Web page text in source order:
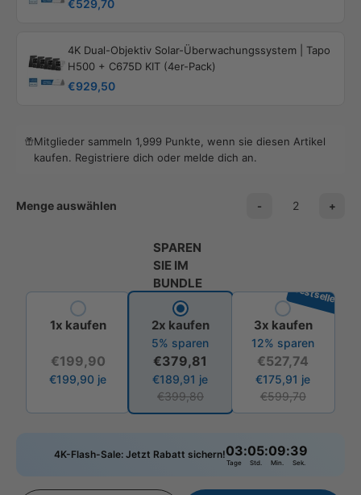
€529,70
4K Dual-Objektiv Solar-Überwachungssystem | Tapo
H500 + C675D KIT (4er-Pack)
€929,50
Mitglieder sammeln 1,999 Punkte, wenn sie diesen Artikel
kaufen. Registriere dich oder melde dich an.
Menge auswählen - +
SPAREN
SIE IM
BUNDLE
1x kaufen
€199,90
€199,90 je
2x kaufen
5% sparen
€379,81
€189,91 je
€399,80
Bestseller
3x kaufen
12% sparen
€527,74
€175,91 je
€599,70
4K-Flash-Sale: Jetzt Rabatt sichern!03
Tage
:05
Std.
:09
Min.
:37
Sek.